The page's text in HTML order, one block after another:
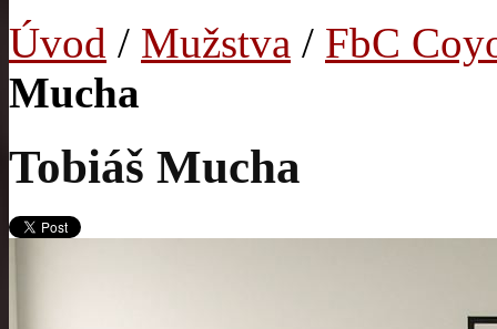
Úvod / Mužstva / FbC
Mucha
Tobiáš Mucha